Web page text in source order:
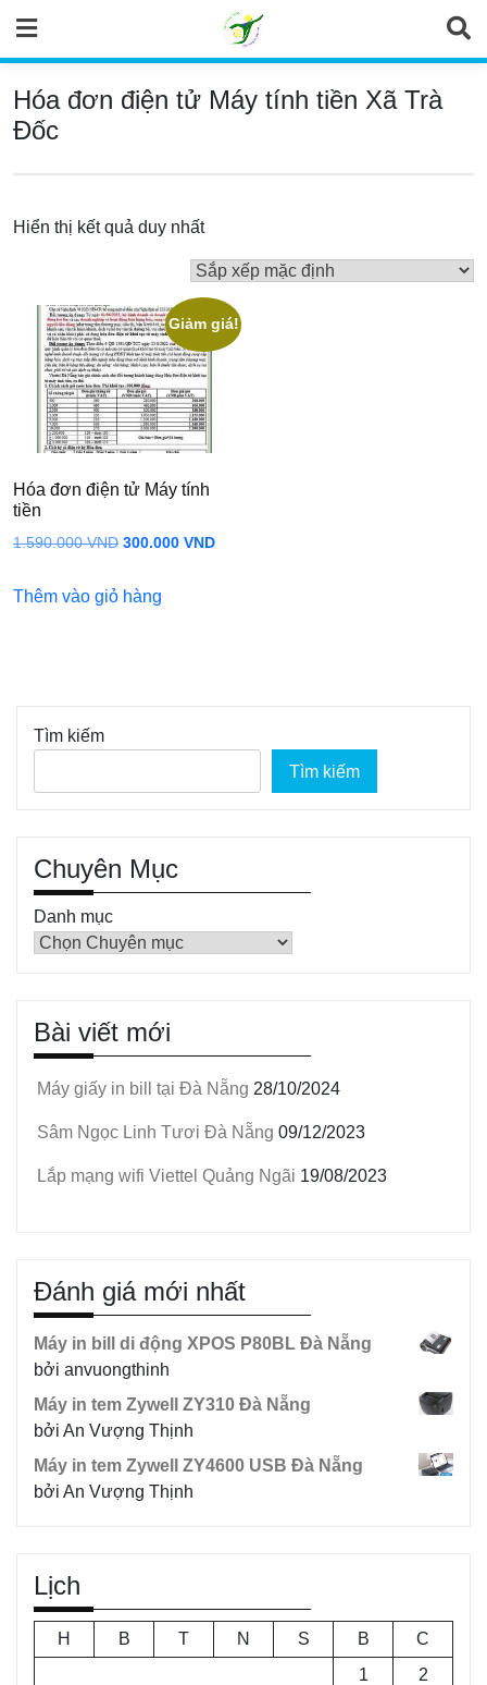
content
Hóa đơn điện tử Máy tính tiền Xã Trà
Đốc
Hiển thị kết quả duy nhất
Giảm giá!
Hóa đơn điện tử Máy tính
tiền
1.590.000VND Giá
là:
300.000 VNDGiá
Thêm vào giỏ hàng
Tìm kiếm
Tìm kiếm
Chuyên Mục
Danh mục
Bài viết mới
Máy giấy in bill tại Đà Nẵng 28/10/2024
Sâm Ngọc Linh Tươi Đà Nẵng 09/12/2023
Lắp mạng wifi Viettel Quảng Ngãi 19/08/2023
Đánh giá mới nhất
Máy in bill di động XPOS P80BL Đà Nẵng
bởi anvuongthinh
Máy in tem Zywell ZY310 Đà Nẵng
bởi An Vượng Thịnh
Máy in tem Zywell ZY4600 USB Đà Nẵng
bởi An Vượng Thịnh
Lịch
H B T N S B
C
1
2